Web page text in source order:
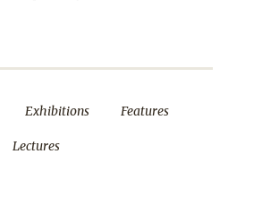
Exhibitions Features
Lectures